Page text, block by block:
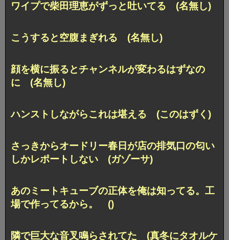
ワイプで柴田理恵がずっと吐いてる (名無し)
こうすると空腹まぎれる (名無し)
顔を横に振るとチャンネルが変わるはずなの
に (名無し)
ハンストしながらこれは堪える (このはずく)
さっきからオードリー春日が店の排気口の匂い
しかレポートしない (ガゾーサ)
あのミートキューブの正体を俺は知ってる。工
場で作ってるから。 ()
隣で巨大な音叉鳴らされてた (真冬にタオルケ